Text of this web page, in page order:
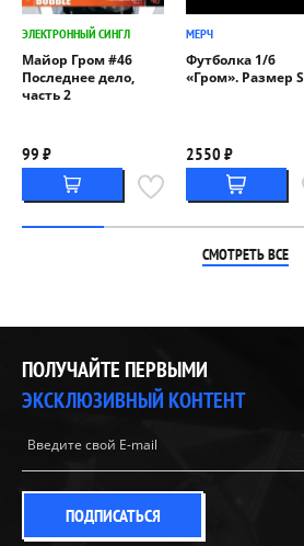
ЭЛЕКТРОННЫЙ СИНГЛ
Майор Гром #46
Последнее дело,
часть 2
99 ₽
МЕРЧ
Футболка 1/6
«Гром». Размер S
2550 ₽
СМОТРЕТЬ ВСЕ
ПОЛУЧАЙТЕ ПЕРВЫМИ
ЭКСКЛЮЗИВНЫЙ КОНТЕНТ
ПОДПИСАТЬСЯ